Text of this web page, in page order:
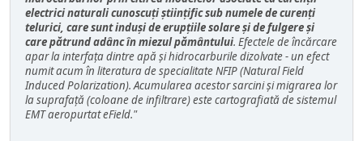
electrici naturali cunoscuți științific sub numele de curenți
telurici, care sunt induși de erupțiile solare și de fulgere și
care pătrund adânc în miezul pământului. Efectele de încărcare
apar la interfața dintre apă și hidrocarburile dizolvate - un efect
numit acum în literatura de specialitate NFIP (Natural Field
Induced Polarization). Acumularea acestor sarcini și migrarea lor
la suprafață (coloane de infiltrare) este cartografiată de sistemul
EMT aeropurtat eField."